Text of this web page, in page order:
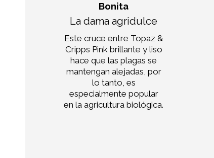
Bonita
La dama agridulce
Este cruce entre Topaz &
Cripps Pink brillante y liso
hace que las plagas se
mantengan alejadas, por
lo tanto, es
especialmente popular
en la agricultura biológica.